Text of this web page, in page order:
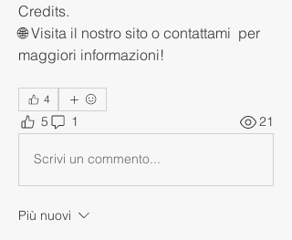
Credits.
🌐 Visita il nostro sito o contattami  per
maggiori informazioni!
4
5 1 21
Scrivi un commento...
Più nuovi